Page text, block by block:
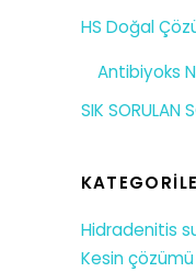
HS Doğal
Antibiyoks
SIK SORULAN
Hidradenitis
Kesin çözümü